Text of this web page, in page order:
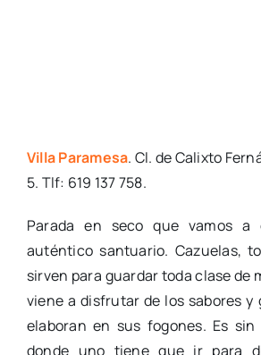
Villa Paramesa. Cl. de Calixto
5. Tlf: 619 137 758.
Parada en seco que vamos
auténtico santuario. Cazuelas,
sirven para guardar toda clase de
viene a disfrutar de los sabores y
elaboran en sus fogones. Es
donde uno tiene que ir para